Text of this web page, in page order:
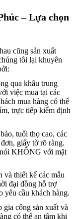
– Lựa chọn
cũng sản xuất
tôi lại khuyên
qua khâu trung
việc mua tại các
mua hàng có thể
trực tiếp kiểm định
tuổi thọ cao, các
giấy tờ rõ ràng.
nói KHÔNG với mặt
và thiết kế các mẫu
đại đồng hỗ trợ
yêu cầu khách hàng.
gia công sản xuất và
có thể an tâm khi